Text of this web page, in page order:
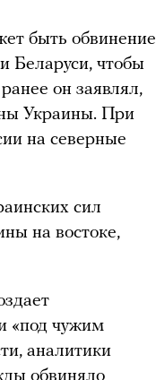
быть обвинение
Беларуси, чтобы
он заявлял,
Украины. При
на северные
сил
на востоке,
«под чужим
аналитики
обвиняло